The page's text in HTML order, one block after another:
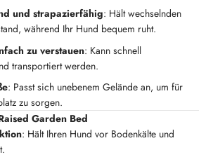
und strapazierfähig: Hält wechselnden
während Ihr Hund bequem ruht.
zu verstauen: Kann schnell
transportiert werden.
: Passt sich unebenem Gelände an, um für
zu sorgen.
Garden Bed
: Hält Ihren Hund vor Bodenkälte und